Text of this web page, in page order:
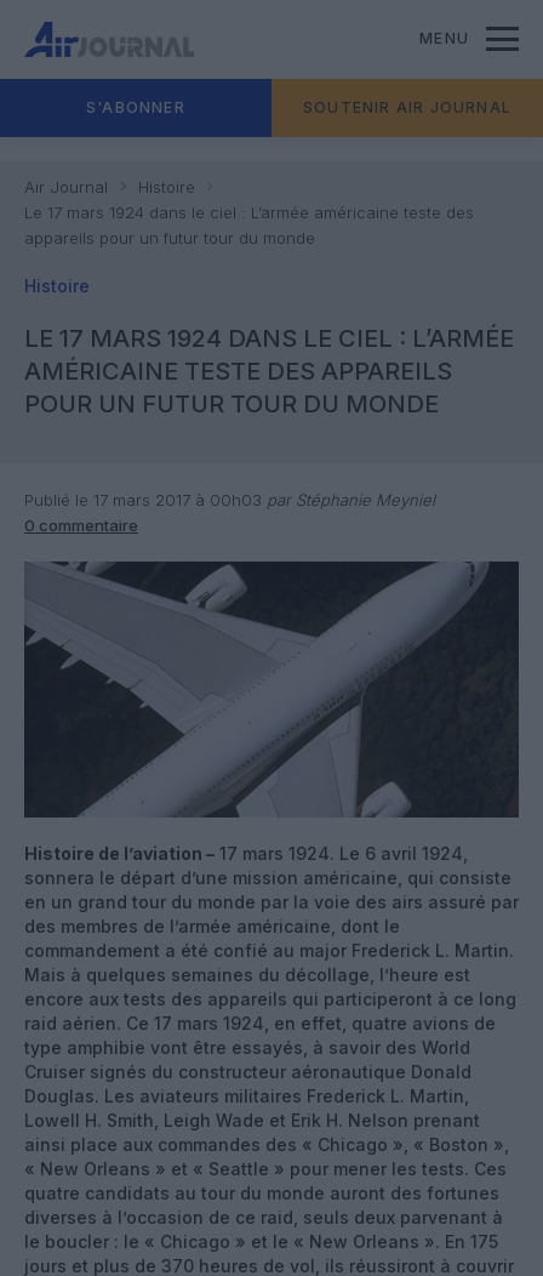
MENU
S'ABONNER SOUTENIR AIR JOURNAL
Air Journal
Histoire
Le 17 mars 1924 dans le ciel : L’armée américaine teste des
appareils pour un futur tour du monde
Histoire
LE 17 MARS 1924 DANS LE CIEL : L’ARMÉE
AMÉRICAINE TESTE DES APPAREILS
POUR UN FUTUR TOUR DU MONDE
Publié le 17 mars 2017 à 00h03 par Stéphanie Meyniel
0 commentaire
Histoire de l’aviation – 17 mars 1924. Le 6 avril 1924,
sonnera le départ d’une mission américaine, qui consiste
en un grand tour du monde par la voie des airs assuré par
des membres de l’armée américaine, dont le
commandement a été confié au major Frederick L. Martin.
Mais à quelques semaines du décollage, l’heure est
encore aux tests des appareils qui participeront à ce long
raid aérien. Ce 17 mars 1924, en effet, quatre avions de
type amphibie vont être essayés, à savoir des World
Cruiser signés du constructeur aéronautique Donald
Douglas. Les aviateurs militaires Frederick L. Martin,
Lowell H. Smith, Leigh Wade et Erik H. Nelson prenant
ainsi place aux commandes des « Chicago », « Boston »,
« New Orleans » et « Seattle » pour mener les tests. Ces
quatre candidats au tour du monde auront des fortunes
diverses à l’occasion de ce raid, seuls deux parvenant à
le boucler : le « Chicago » et le « New Orleans ». En 175
jours et plus de 370 heures de vol, ils réussiront à couvrir